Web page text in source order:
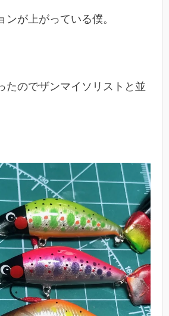
ンが上がっている僕。
たのでザンマイソリストと並